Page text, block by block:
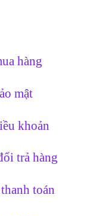
hàng
mật
khoản
trả hàng
toán